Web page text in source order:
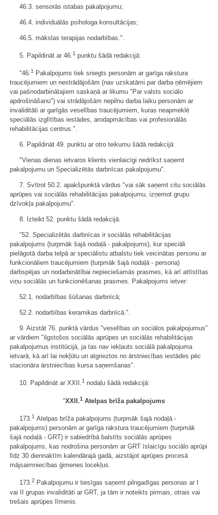
46.3. sensorās istabas pakalpojumu;
46.4. individuālās psihologa konsultācijas;
46.5. mākslas terapijas nodarbības.".
5. Papildināt ar 46. 1 punktu šādā redakcijā:
"46.1
Pakalpojums tiek sniegts personām ar garīga rakstura
traucējumiem un nestrādājošām (nav uzskatāmi par darba ņēmējiem
vai pašnodarbinātajiem saskaņā ar likumu "Par valsts sociālo
apdrošināšanu") vai strādājošām nepilnu darba laiku personām ar
invaliditāti ar garīgās veselības traucējumiem, kuras neapmeklē
speciālās izglītības iestādes, arodapmācības vai profesionālās
rehabilitācijas centrus.".
6. Papildināt 49. punktu ar otro teikumu šādā redakcijā:
"Vienas dienas ietvaros klients vienlaicīgi nedrīkst saņemt
pakalpojumu un Specializētās darbnīcas pakalpojumu".
7. Svītrot 50.2. apakšpunktā vārdus "vai sāk saņemt citu sociālās
aprūpes vai sociālās rehabilitācijas pakalpojumu, izņemot grupu
dzīvokļa pakalpojumu".
8. Izteikt 52. punktu šādā redakcijā:
"52. Specializētās darbnīcas ir sociālās rehabilitācijas
pakalpojums (turpmāk šajā nodaļā - pakalpojums), kur speciāli
pielāgotā darba telpā ar speciālistu atbalstu tiek veicinātas personu ar
funkcionāliem traucējumiem (turpmāk šajā nodaļā - persona)
darbspējas un nodarbinātībai nepieciešamās prasmes, kā arī attīstītas
viņu sociālās un funkcionēšanas prasmes. Pakalpojums ietver:
52.1. nodarbības šūšanas darbnīcā;
52.2. nodarbības keramikas darbnīcā.".
9. Aizstāt 76. punktā vārdus "veselības un sociālos pakalpojumus"
ar vārdiem "ilgstošos sociālās aprūpes un sociālās rehabilitācijas
pakalpojumus institūcijā, ja tas nav iekļauts sociālā pakalpojuma
ietvarā, kā arī lai nokļūtu un atgrieztos no ārstniecības iestādes pēc
stacionāra ārstniecības kursa saņemšanas".
10. Papildināt ar XXII.1 nodaļu šādā redakcijā:
"XXII.1 Atelpas brīža pakalpojums
173.1 Atelpas brīža pakalpojums (turpmāk šajā nodaļā -
pakalpojums) personām ar garīga rakstura traucējumiem (turpmāk
šajā nodaļā - GRT) ir sabiedrībā balstīts sociālās aprūpes
pakalpojums, kas nodrošina personām ar GRT īslaicīgu sociālo aprūpi
līdz 30 diennaktīm kalendārajā gadā, aizstājot aprūpes procesā
mājsaimniecības ģimenes locekļus.
173.2 Pakalpojumu ir tiesīgas saņemt pilngadīgas personas ar I
vai II grupas invaliditāti ar GRT, ja tām ir noteikts pirmais, otrais vai
trešais aprūpes līmenis.